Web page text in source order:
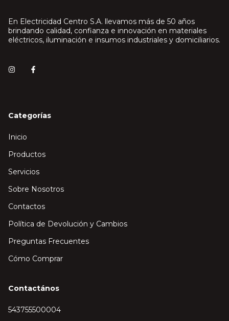
En Electricidad Centro S.A. llevamos más de 50 años
brindando calidad, confianza e innovación en materiales
eléctricos, iluminación e insumos industriales y domiciliarios.
Categorías
Inicio
Productos
Servicios
Sobre Nosotros
Contactos
Política de Devolución y Cambios
Preguntas Frecuentes
Cómo Comprar
Contactános
543755500004